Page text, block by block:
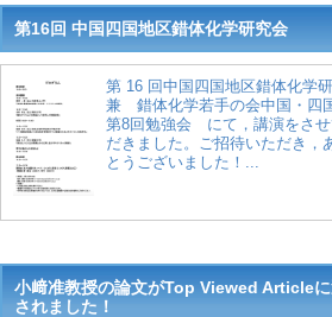
第16回 中国四国地区錯体化学研究会
第 16 回中国四国地区錯体化学
兼 錯体化学若手の会中国・四
第8回勉強会 にて，講演をさせ
だきました。ご招待いただき，
とうございました！...
小﨑准教授の論文がTop Viewed Article
されました！